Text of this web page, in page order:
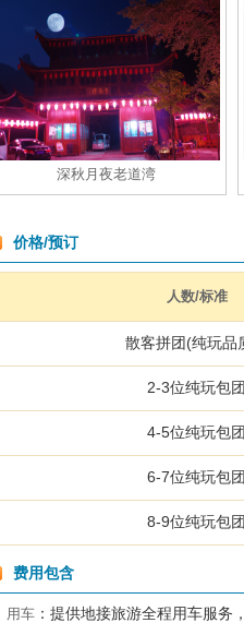
深秋月夜老道湾
价格/预订
人数/标准
散客拼团(纯玩品
2-3位纯玩包团
4-5位纯玩包团
6-7位纯玩包团
8-9位纯玩包团
费用包含
用车 ：提供地接旅游全程用车服务